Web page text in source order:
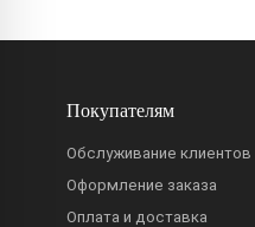
Покупателям
Обслуживание клиентов
Оформление заказа
Оплата и доставка